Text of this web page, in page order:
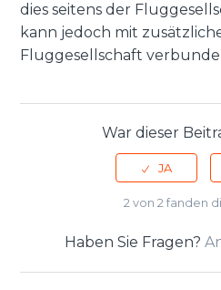
dies seitens der
kann jedoch mit
Fluggesellschaft
War dieser
2 von 2 fanden
Haben Sie Fragen?